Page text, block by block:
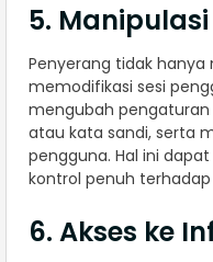
5. Manipulasi
Penyerang tidak
memodifikasi sesi
mengubah
atau kata sandi, serta
pengguna. Hal ini
kontrol penuh
6. Akses ke